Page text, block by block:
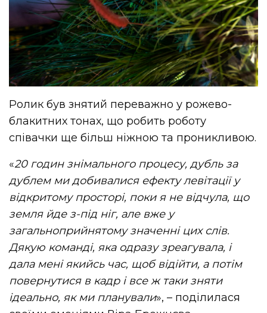
Ролик був знятий переважно у рожево-
блакитних тонах, що робить роботу
співачки ще більш ніжною та проникливою.
«20 годин знімального процесу, дубль за
дублем ми добивалися ефекту левітації у
відкритому просторі, поки я не відчула, що
земля йде з-під ніг, але вже у
загальноприйнятому значенні цих слів.
Дякую команді, яка одразу зреагувала, і
дала мені якийсь час, щоб відійти, а потім
повернутися в кадр і все ж таки зняти
ідеально, як ми планували», – поділилася